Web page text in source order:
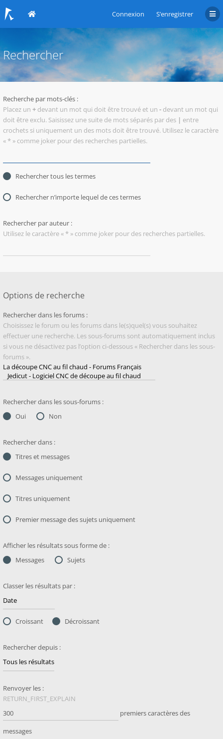
Connexion S’enregistrer
Rechercher
Recherche par mots-clés :
Placez un + devant un mot qui doit être trouvé et un - devant un mot qui
doit être exclu. Saisissez une suite de mots séparés par des | entre
crochets si uniquement un des mots doit être trouvé. Utilisez le caractère
« * » comme joker pour des recherches partielles.
Rechercher tous les termes
Rechercher n’importe lequel de ces termes
Rechercher par auteur :
Utilisez le caractère « * » comme joker pour des recherches partielles.
Options de recherche
Rechercher dans les forums :
Choisissez le forum ou les forums dans le(s)quel(s) vous souhaitez
effectuer une recherche. Les sous-forums sont automatiquement inclus
si vous ne désactivez pas l’option ci-dessous « Rechercher dans les sous-
forums ».
Rechercher dans les sous-forums :
Oui
Non
Rechercher dans :
Titres et messages
Messages uniquement
Titres uniquement
Premier message des sujets uniquement
Afficher les résultats sous forme de :
Messages
Sujets
Classer les résultats par :
Croissant Décroissant
Rechercher depuis :
Renvoyer les :
RETURN_FIRST_EXPLAIN
premiers caractères des
messages